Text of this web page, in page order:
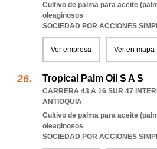
Cultivo de palma para aceite
oleaginosos
SOCIEDAD POR ACCIONES
Ver empresa Ver en mapa
Tropical Palm Oil S A S
CARRERA 43 A 16 SUR 47
ANTIOQUIA
Cultivo de palma para aceite
oleaginosos
SOCIEDAD POR ACCIONES